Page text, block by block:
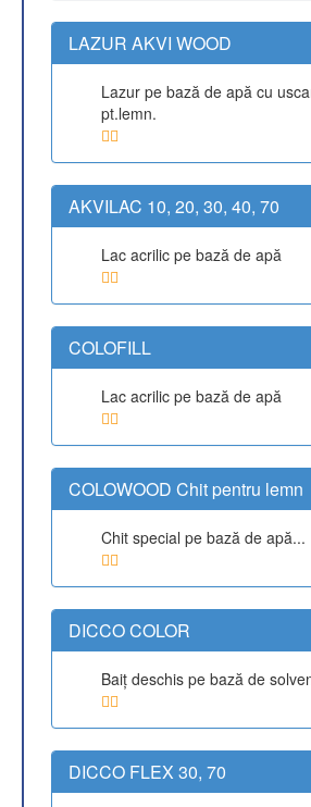
LAZUR AKVI WOOD
Lazur pe bază de apă cu
pt.lemn.
AKVILAC 10, 20, 30, 40, 70
Lac acrilic pe bază de apă
COLOFILL
Lac acrilic pe bază de apă
COLOWOOD Chit pentru lemn
Chit special pe bază de apă...
DICCO COLOR
Baiţ deschis pe bază de
DICCO FLEX 30, 70